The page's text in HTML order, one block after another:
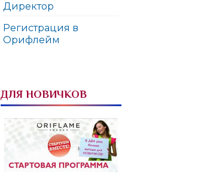
Директор
Регистрация в
Орифлейм
ДЛЯ НОВИЧКОВ